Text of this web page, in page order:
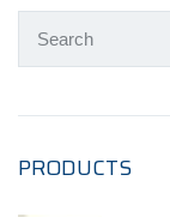
PRODUCTS